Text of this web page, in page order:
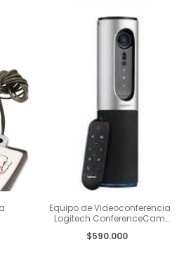
Equipo de Videoconferencia
Logitech ConferenceCam
Bluetooth
$590.000